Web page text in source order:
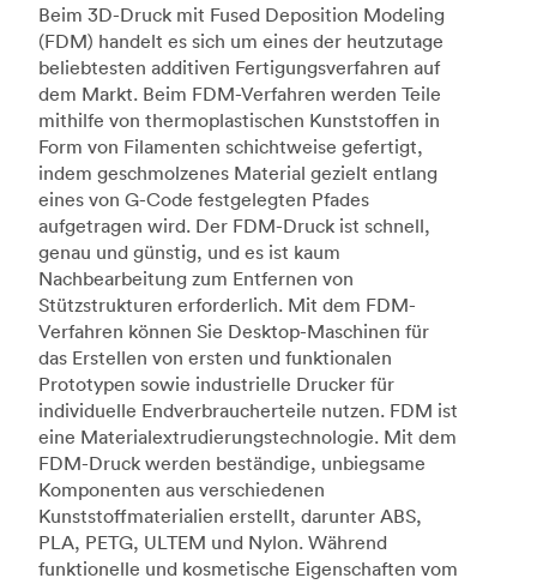
Beim 3D-Druck mit Fused Deposition Modeling
(FDM) handelt es sich um eines der heutzutage
beliebtesten additiven Fertigungsverfahren auf
dem Markt. Beim FDM-Verfahren werden Teile
mithilfe von thermoplastischen Kunststoffen in
Form von Filamenten schichtweise gefertigt,
indem geschmolzenes Material gezielt entlang
eines von G-Code festgelegten Pfades
aufgetragen wird. Der FDM-Druck ist schnell,
genau und günstig, und es ist kaum
Nachbearbeitung zum Entfernen von
Stützstrukturen erforderlich. Mit dem FDM-
Verfahren können Sie Desktop-Maschinen für
das Erstellen von ersten und funktionalen
Prototypen sowie industrielle Drucker für
individuelle Endverbraucherteile nutzen. FDM ist
eine Materialextrudierungstechnologie. Mit dem
FDM-Druck werden beständige, unbiegsame
Komponenten aus verschiedenen
Kunststoffmaterialien erstellt, darunter ABS,
PLA, PETG, ULTEM und Nylon. Während
funktionelle und kosmetische Eigenschaften vom